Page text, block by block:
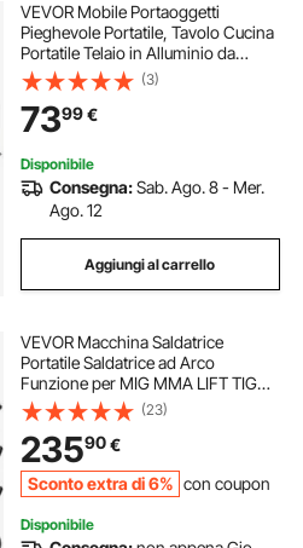
VEVOR Mobile Portaoggetti
Pieghevole Portatile, Tavolo Cucina
Portatile Telaio in Alluminio da
Esterno Postazione Compatta da
Campeggio Picnic Viaggio Feste
all'Aperto 6 Ripiani Borsa da
Trasporto
(3)
7399€
Disponibile
Consegna:Sab. Ago. 8 - Mer.
Ago. 12
Aggiungi al carrello
VEVOR Macchina Saldatrice
Portatile Saldatrice ad Arco
Funzione per MIG MMA LIFT TIG
Corrente tra 50-250 A, Saldatrice
Portatile Spessore del Filo,
Saldatrice ad Arco Portatile 8,4kg
(23)
23590€
Sconto extra di 6% con coupon
Disponibile